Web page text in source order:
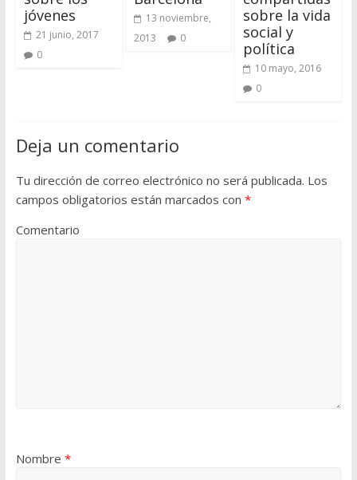
jóvenes
21 junio, 2017
0
13 noviembre,
2013
0
sobre la vida
social y
política
10 mayo, 2016
0
Deja un comentario
Tu dirección de correo electrónico no será publicada. Los
campos obligatorios están marcados con *
Comentario
Nombre *